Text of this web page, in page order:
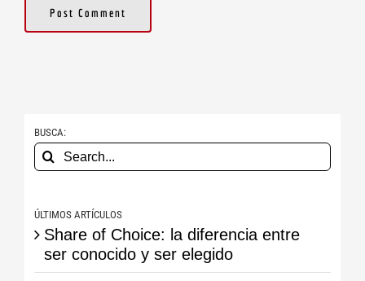
BUSCA:
Search
for:
ÚLTIMOS ARTÍCULOS
Share of Choice: la diferencia entre
ser conocido y ser elegido